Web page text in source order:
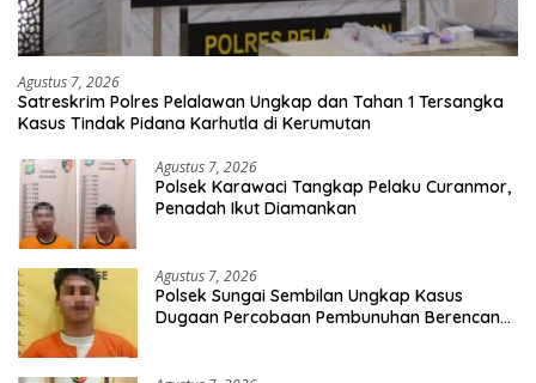
Agustus 7, 2026
Satreskrim Polres Pelalawan Ungkap dan Tahan 1 Tersangka
Kasus Tindak Pidana Karhutla di Kerumutan
Agustus 7, 2026
Polsek Karawaci Tangkap Pelaku Curanmor,
Penadah Ikut Diamankan
Agustus 7, 2026
Polsek Sungai Sembilan Ungkap Kasus
Dugaan Percobaan Pembunuhan Berencana,